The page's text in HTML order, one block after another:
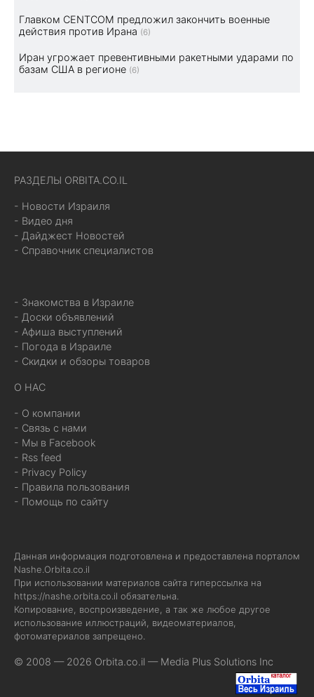
Главком CENTCOM предложил закончить военные
действия против Ирана (6)
Иран угрожает превентивными ракетными ударами по
базам США в регионе (6)
РАЗДЕЛЫ ORBITA.CO.IL
- Новости Израиля
- Видео дня
- Дайджест Новостей
- Справочник специалистов
- Знакомства в Израиле
- Доски объявлений
- Афиша выступлений
- Погода в Израиле
- Скидки и обзоры товаров
О НАС
- О компании
- Связь с нами
- Мы в Facebook
- Rss feed
- Privacy Policy
- Правила пользования
- Помощь по сайту
Данная информация подготовлена и предоставлена порталом
Nashe.Orbita.co.il
При использовании материалов сайта гиперссылка на
https://nashe.orbita.co.il обязательна.
Копирование, воспроизведение, а так же любое другое
использование иллюстраций, видеоматериалов,
фотоматериалов запрещено.
© 2008 — 2026 Orbita.co.il — Media Plus Solutions Inc